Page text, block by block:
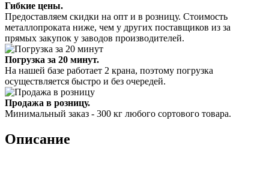
Гибкие цены.
Предоставляем скидки на опт и в розницу. Стоимость
металлопроката ниже, чем у других поставщиков из за
прямых закупок у заводов производителей.
Погрузка за 20 минут.
На нашей базе работает 2 крана, поэтому погрузка
осуществляется быстро и без очередей.
Продажа в розницу.
Минимальный заказ - 300 кг любого сортового товара.
Описание